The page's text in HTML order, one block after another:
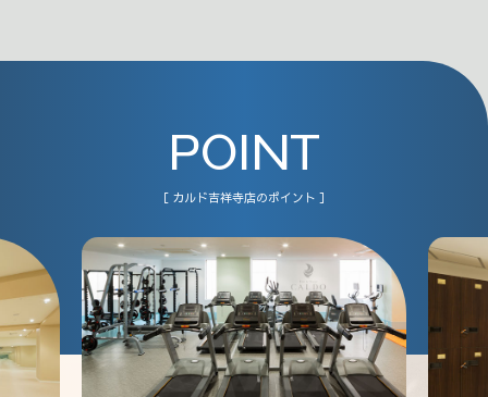
POINT
［ カルド吉祥寺店のポイント ］